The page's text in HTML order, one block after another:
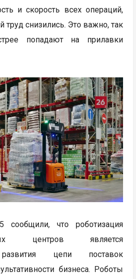
и скорость всех операций,
труд снизились. Это важно, так
попадают на прилавки
сообщили, что роботизация
центров является
цепи поставок
бизнеса. Роботы